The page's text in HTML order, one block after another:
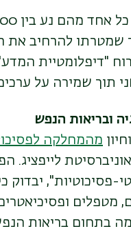
להרחיב את
"דיפלומטיית
שמירה על ערכים
ובריאות הנפש
מהמחלקה
פסיכוטיות", יבדוק
מטפלים
בתחום בריאות